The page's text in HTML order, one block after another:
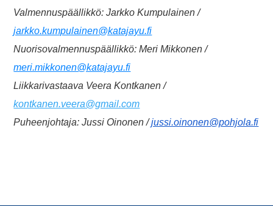
Valmennuspäällikkö: Jarkko Kumpulainen /
jarkko.kumpulainen@katajayu.fi
Nuorisovalmennuspäällikkö: Meri Mikkonen /
meri.mikkonen@katajayu.fi
Liikkarivastaava Veera Kontkanen /
kontkanen.veera@gmail.com
Puheenjohtaja: Jussi Oinonen /jussi.oinonen@pohjola.fi